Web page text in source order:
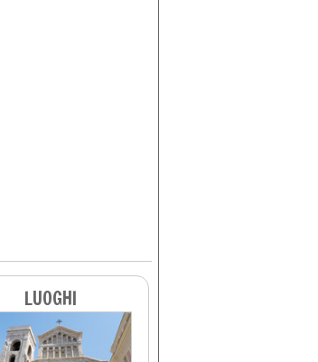
LUOGHI